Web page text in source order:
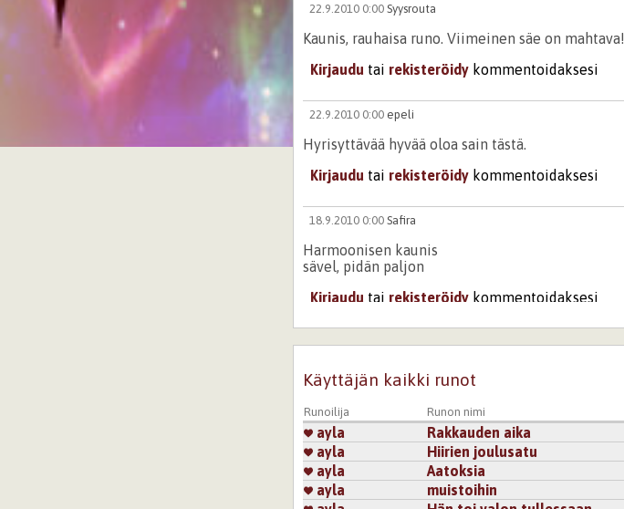
22.9.2010 0:00 Syysrouta
Kaunis, rauhaisa runo. Viimeinen säe on mahtava!
Kirjaudu tai rekisteröidy kommentoidaksesi
22.9.2010 0:00 epeli
Hyrisyttävää hyvää oloa sain tästä.
Kirjaudu tai rekisteröidy kommentoidaksesi
18.9.2010 0:00 Safira
Harmoonisen kaunis
sävel, pidän paljon
Kirjaudu tai rekisteröidy kommentoidaksesi
18.9.2010 0:00Pieni_Enkeli
kaunis ja lempeäsanainen runo, tykkään :)
18.9.2010 0:00 merenneidolle
tämä meni suoraan
sydämeni tunneaarteistoon
Käyttäjän kaikki runot
Runoilija Runon nimi
ayla Rakkauden aika
ayla
Hiirien joulusatu
ayla
Aatoksia
ayla
muistoihin